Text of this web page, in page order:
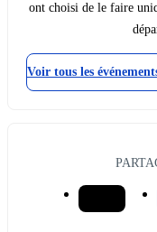
ont choisi de le faire
Voir tous les